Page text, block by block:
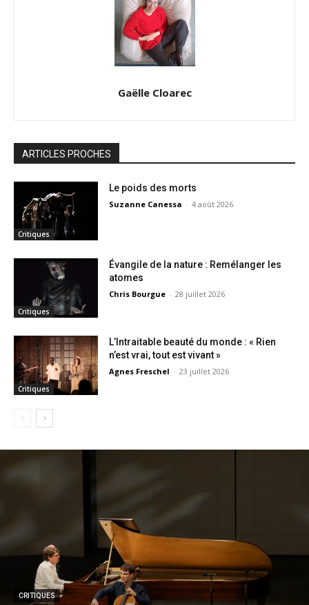
Gaëlle Cloarec
ARTICLES PROCHES
Critiques
Le poids des morts
Suzanne Canessa - 4 août 2026
Critiques
Évangile de la nature : Remélanger les
atomes
Chris Bourgue - 28 juillet 2026
Critiques
L’Intraitable beauté du monde : « Rien
n’est vrai, tout est vivant »
Agnes Freschel - 23 juillet 2026
CRITIQUES